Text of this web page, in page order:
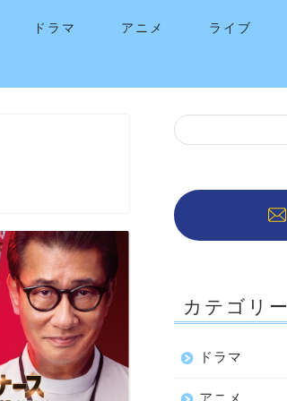
ドラマ アニメ ライブ
カテゴリー
ドラマ